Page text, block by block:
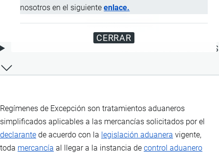
nosotros en el siguienteenlace.
CERRAR
ÍNDICE DE CONTENIDOS
Regímenes de Excepción son tratamientos aduaneros
simplificados aplicables a las mercancías solicitados por el
declarante de acuerdo con la legislación aduanera vigente,
toda mercancía al llegar a la instancia de control aduanero